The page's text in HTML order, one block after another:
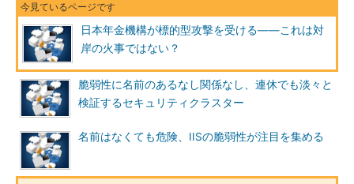
日本年金機構が標的型攻撃を受ける――これは対
岸の火事ではない？
脆弱性に名前のあるなし関係なし、連休でも淡々と
検証するセキュリティクラスター
名前はなくても危険、IISの脆弱性が注目を集める